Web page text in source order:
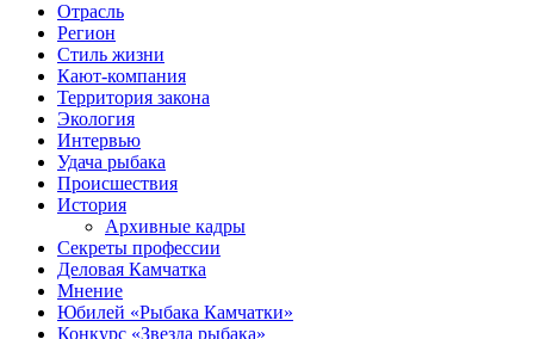
Отрасль
Регион
Стиль жизни
Кают-компания
Территория закона
Экология
Интервью
Удача рыбака
Происшествия
История
Архивные кадры
Секреты профессии
Деловая Камчатка
Мнение
Юбилей «Рыбака Камчатки»
Конкурс «Звезда рыбака»